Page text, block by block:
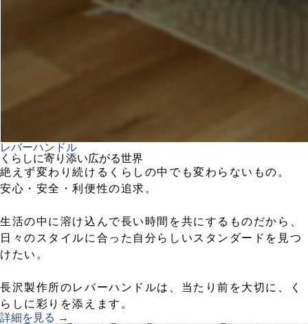
レバーハンドル
くらしに寄り添い広がる世界
絶えず変わり続けるくらしの中でも変わらないもの。
安心・安全・利便性の追求。
生活の中に溶け込んで長い時間を共にするものだから、
日々のスタイルに合った自分らしいスタンダードを見つ
けたい。
長沢製作所のレバーハンドルは、当たり前を大切に、く
らしに彩りを添えます。
詳細を見る →